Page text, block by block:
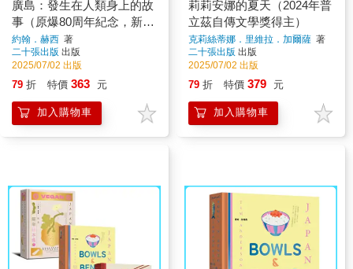
廣島：發生在人類身上的故
事（原爆80周年紀念，新新
聞主義寫作先驅）
約翰．赫西 著
二十張出版 出版
2025/07/02 出版
79 折 特價 363 元
加入購物車
莉莉安娜的夏天（2024年普
立茲自傳文學獎得主）
克莉絲蒂娜．里維拉．加爾薩 著
二十張出版 出版
2025/07/02 出版
79 折 特價 379 元
加入購物車